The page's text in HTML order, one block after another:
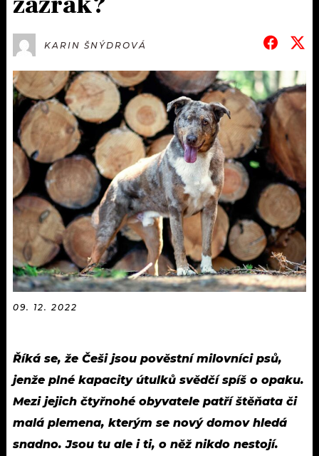
ROZHOVORY
KALENDÁŘ
KVÍZY
VIP
TRENDY
KULTURA
MIX
OSTATNÍ
RÁDIO
APLIKACE
PROGRAM
PLAYLIST
JAK NALADIT
SOUTĚŽE
KARIN ŠNÝDROVÁ
09. 12. 2022
Říká se, že Češi jsou pověstní milovníci psů,
jenže plné kapacity útulků svědčí spíš o opaku.
Mezi jejich čtyřnohé obyvatele patří štěňata či
malá plemena, kterým se nový domov hledá
snadno. Jsou tu ale i ti, o něž nikdo nestojí.